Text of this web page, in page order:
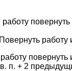
работу
повернуть
п. + 2